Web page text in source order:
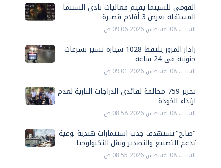
القومي للسينما يقيم فعاليات نادي السينما
المستقلة بعرض 3 أفلام قصيرة
السبت، 08 اغسطس 2026 09:06 ص
رادار المرور يلتقط 1028 سيارة تسير بسرعات
جنونية فى 24 ساعة
السبت، 08 اغسطس 2026 09:01 ص
تحرير 759 مخالفة لقائدي الدراجات النارية لعدم
ارتداء الخوذة
السبت، 08 اغسطس 2026 08:58 ص
"صالح":نستهدف جذب استثمارات هندية نوعية
تدعم التصنيع والتصدير ونقل التكنولوجيا
السبت، 08 اغسطس 2026 08:55 ص